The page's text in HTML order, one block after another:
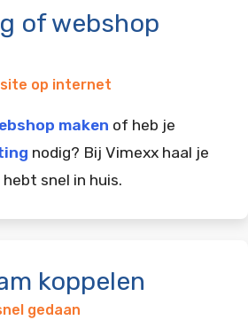
of webshop
op internet
maken of heb je
nodig? Bij Vimexx haal je
snel in huis.
koppelen
gedaan